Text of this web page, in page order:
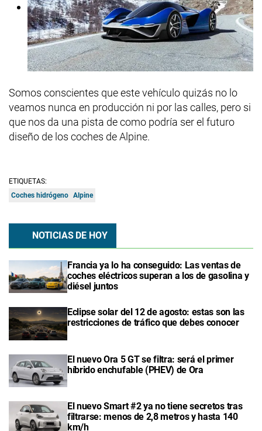
Somos conscientes que este vehículo quizás no lo
veamos nunca en producción ni por las calles, pero si
que nos da una pista de como podría ser el futuro
diseño de los coches de Alpine.
ETIQUETAS:
Coches hidrógeno Alpine
NOTICIAS DE HOY
Francia ya lo ha conseguido: Las ventas de
coches eléctricos superan a los de gasolina y
diésel juntos
Eclipse solar del 12 de agosto: estas son las
restricciones de tráfico que debes conocer
El nuevo Ora 5 GT se filtra: será el primer
híbrido enchufable (PHEV) de Ora
El nuevo Smart #2 ya no tiene secretos tras
filtrarse: menos de 2,8 metros y hasta 140
km/h